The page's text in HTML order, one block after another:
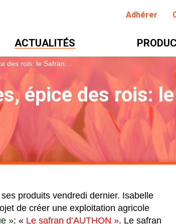
Adhérer
ACTUALITÉS
des rois: le Safran…
épice des rois:
produits vendredi dernier. Isabelle
de créer une exploitation agricole
»: « Le safran d’AUTHON ». Le safran